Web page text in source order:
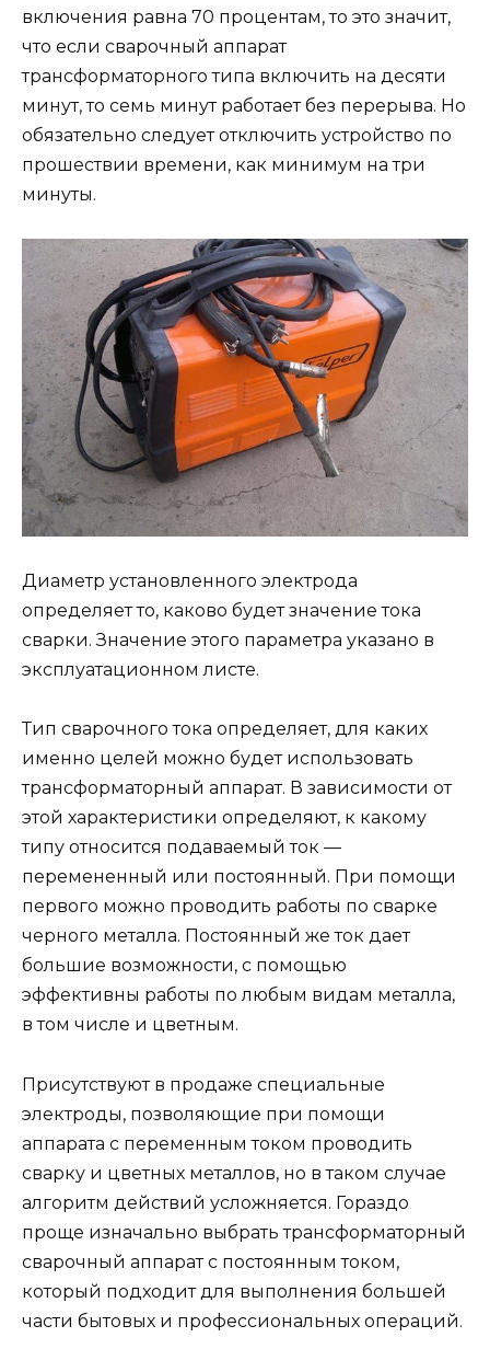
включения равна 70 процентам, то это значит,
что если сварочный аппарат
трансформаторного типа включить на десяти
минут, то семь минут работает без перерыва. Но
обязательно следует отключить устройство по
прошествии времени, как минимум на три
минуты.
Диаметр установленного электрода
определяет то, каково будет значение тока
сварки. Значение этого параметра указано в
эксплуатационном листе.
Тип сварочного тока определяет, для каких
именно целей можно будет использовать
трансформаторный аппарат. В зависимости от
этой характеристики определяют, к какому
типу относится подаваемый ток —
перемененный или постоянный. При помощи
первого можно проводить работы по сварке
черного металла. Постоянный же ток дает
большие возможности, с помощью
эффективны работы по любым видам металла,
в том числе и цветным.
Присутствуют в продаже специальные
электроды, позволяющие при помощи
аппарата с переменным током проводить
сварку и цветных металлов, но в таком случае
алгоритм действий усложняется. Гораздо
проще изначально выбрать трансформаторный
сварочный аппарат с постоянным током,
который подходит для выполнения большей
части бытовых и профессиональных операций.